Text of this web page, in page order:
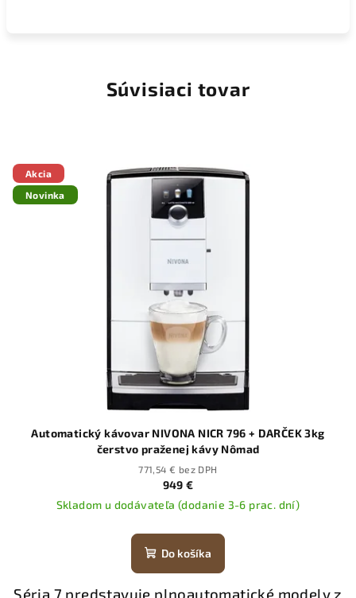
Súvisiaci tovar
Akcia
Novinka
Automatický kávovar NIVONA NICR 796 + DARČEK 3kg
čerstvo praženej kávy Nômad
771,54 € bez DPH
949 €
Skladom u dodávateľa (dodanie 3-6 prac. dní)
Do košíka
Séria 7 predstavuje plnoautomatické modely z